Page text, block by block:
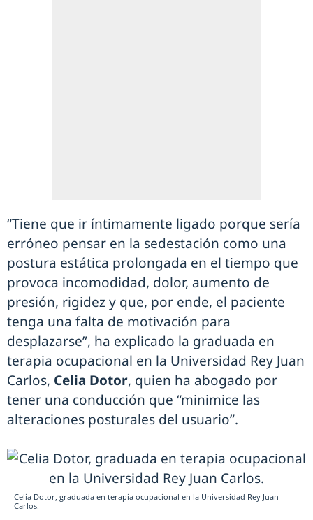
“Tiene que ir íntimamente ligado porque sería
erróneo pensar en la sedestación como una
postura estática prolongada en el tiempo que
provoca incomodidad, dolor, aumento de
presión, rigidez y que, por ende, el paciente
tenga una falta de motivación para
desplazarse”, ha explicado la graduada en
terapia ocupacional en la Universidad Rey Juan
Carlos, Celia Dotor, quien ha abogado por
tener una conducción que “minimice las
alteraciones posturales del usuario”.
Celia Dotor, graduada en terapia ocupacional en la Universidad Rey Juan
Carlos.